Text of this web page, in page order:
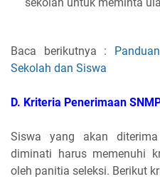
sekolah untuk meminta
Baca berikutnya :
Sekolah dan Siswa
D. Kriteria Penerimaan
Siswa yang akan
diminati harus memenuhi
oleh panitia seleksi. Berikut